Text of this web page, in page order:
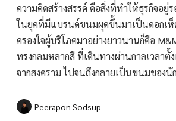
ความคิดสร้างสรรค์ คือสิ่งที่ทำให้ธุรกิจอยู่
ในยุคที่มีแบรนด์ขนมผุดขึ้นมาเป็นดอกเ
ครองใจผู้บริโภคมาอย่างยาวนานก็คือ
ทรงกลมหลากสี ที่เดินทางผ่านกาลเวลา
จากสงคราม ไปจนถึงกลายเป็นขนมของนั
Peerapon Sodsup